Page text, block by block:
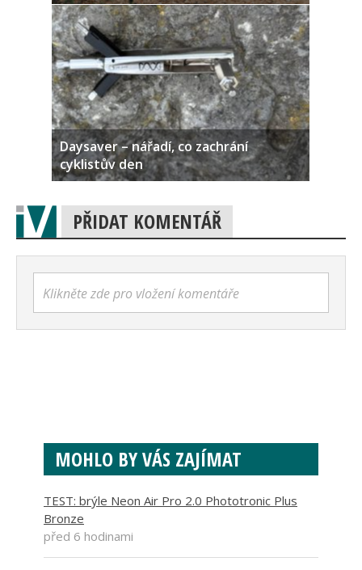
Daysaver – nářadí, co zachrání
cyklistův den
PŘIDAT KOMENTÁŘ
Klikněte zde pro vložení komentáře
MOHLO BY VÁS ZAJÍMAT
TEST: brýle Neon Air Pro 2.0 Phototronic Plus
Bronze
před 6 hodinami